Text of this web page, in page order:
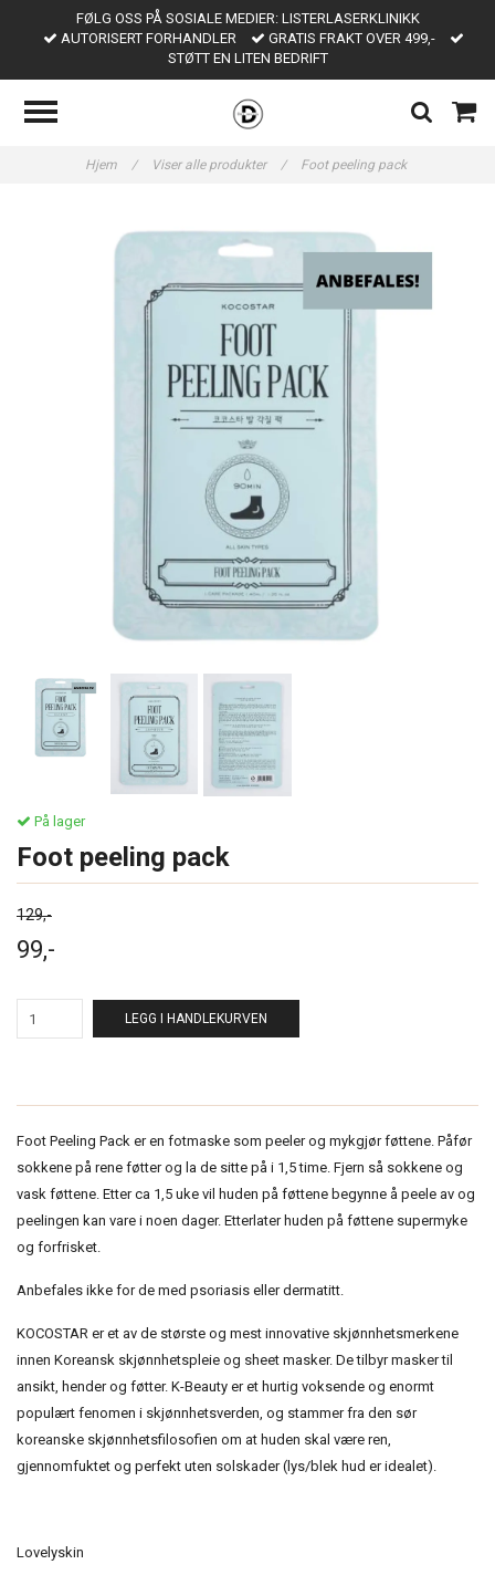
FØLG OSS PÅ SOSIALE MEDIER: LISTERLASERKLINIKK
AUTORISERT FORHANDLER
GRATIS FRAKT OVER 499,-
STØTT EN LITEN BEDRIFT
Hjem / Viser alle produkter / Foot peeling pack
På lager
Foot peeling pack
129,-
99,-
LEGG I HANDLEKURVEN
Foot Peeling Pack er en fotmaske som peeler og mykgjør føttene. Påfør
sokkene på rene føtter og la de sitte på i 1,5 time. Fjern så sokkene og
vask føttene. Etter ca 1,5 uke vil huden på føttene begynne å peele av og
peelingen kan vare i noen dager. Etterlater huden på føttene supermyke
og forfrisket.
Anbefales ikke for de med psoriasis eller dermatitt.
KOCOSTAR er et av de største og mest innovative skjønnhetsmerkene
innen Koreansk skjønnhetspleie og sheet masker. De tilbyr masker til
ansikt, hender og føtter. K-Beauty er et hurtig voksende og enormt
populært fenomen i skjønnhetsverden, og stammer fra den sør
koreanske skjønnhetsfilosofien om at huden skal være ren,
gjennomfuktet og perfekt uten solskader (lys/blek hud er idealet).
Lovelyskin